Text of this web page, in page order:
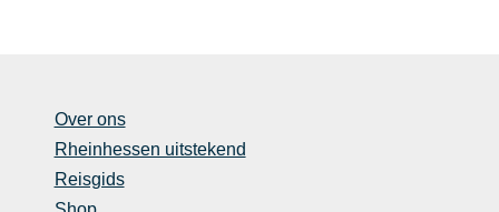
Over ons
Rheinhessen uitstekend
Reisgids